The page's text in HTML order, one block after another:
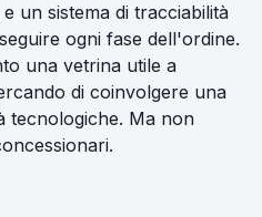
un sistema di tracciabilità
ogni fase dell'ordine.
una vetrina utile a
di coinvolgere una
tecnologiche. Ma non